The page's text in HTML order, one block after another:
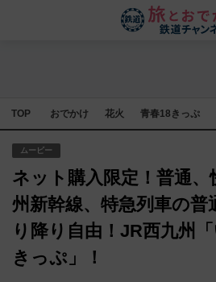
TOP おでかけ 花火 青春18きっぷ
ムービー
ネット購入限定！普通、
州新幹線、特急列車の普
り降り自由！JR西九州
きっぷ」！